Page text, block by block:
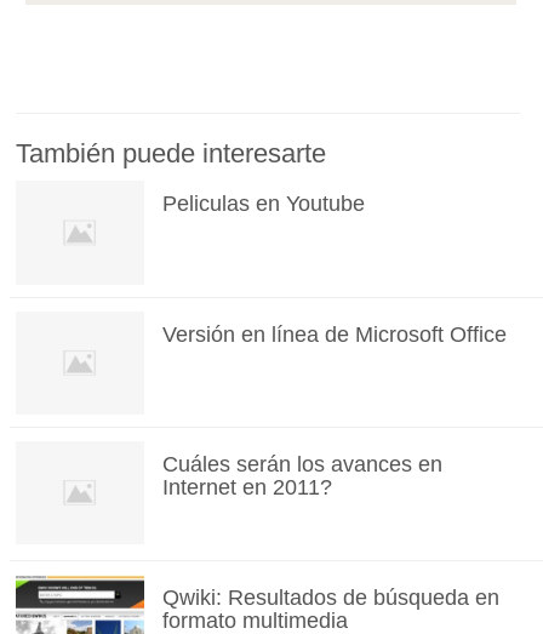
También puede interesarte
Peliculas en Youtube
Versión en línea de Microsoft Office
Cuáles serán los avances en
Internet en 2011?
Qwiki: Resultados de búsqueda en
formato multimedia